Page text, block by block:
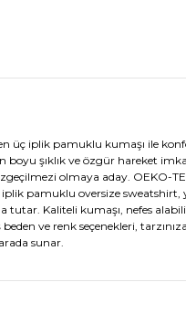
üç iplik pamuklu kumaşı ile
şıklık ve özgür hareket
olmaya aday. OEKO-
pamuklu oversize sweatshirt,
tutar. Kaliteli kumaşı, nefes
ve renk seçenekleri,
arada sunar.